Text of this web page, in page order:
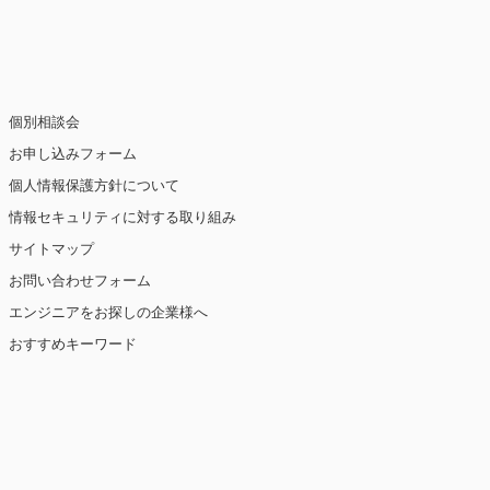
覧情報などをもとにユーザーの興味・関
用しています（ただし、個人を特定・識
講じます。
個別相談会
お申し込みフォーム
個人情報保護方針について
情報セキュリティに対する取り組み
サイトマップ
お問い合わせフォーム
エンジニアをお探しの企業様へ
おすすめキーワード